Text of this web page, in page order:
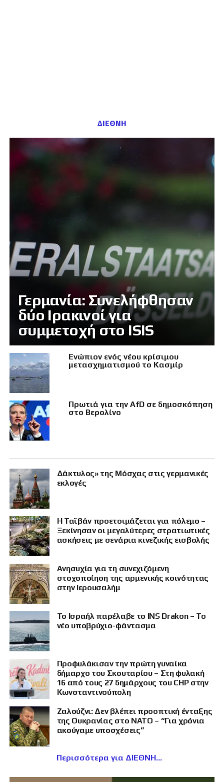
ΔΙΕΘΝΗ
Γερμανία: Συνελήφθησαν
δύο Ιρακινοί για
συμμετοχή στο ISIS
Eνώπιον ενός νέου κρίσιμου
μετασχηματισμού το Κασμίρ
Πρωτιά για την AfD σε δημοσκόπηση
στο Βερολίνο
Δάκτυλος» της Μόσχας στις γερμανικές
εκλογές
Η Ταϊβάν προετοιμάζεται για πόλεμο –
Ξεκίνησαν οι μεγαλύτερες στρατιωτικές
ασκήσεις με σενάρια κινεζικής εισβολής
Ανησυχία για τη συνεχιζόμενη
στοχοποίηση της αρμενικής κοινότητας
στην Ιερουσαλήμ
Το Ισραήλ παρέλαβε το INS Drakon – Το
νέο υποβρύχιο-φάντασμα
Προφυλάκισαν την πρώτη γυναίκα
δήμαρχο του Σκουταρίου – Στη φυλακή
16 από τους 27 δημάρχους του CHP στην
Κωνσταντινούπολη
Ζαλούζνι: Δεν βλέπει προοπτική ένταξης
της Ουκρανίας στο ΝΑΤΟ – “Για χρόνια
ακούγαμε υποσχέσεις”
Περισσότερα για ΔΙΕΘΝΗ